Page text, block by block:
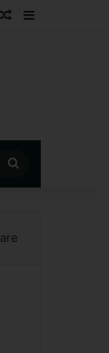
Zufälliger
nach
Funktionalität ist